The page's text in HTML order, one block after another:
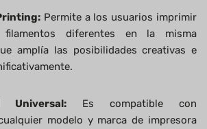
Permite a los usuarios imprimir
diferentes en la misma
amplía las posibilidades creativas e
Universal: Es compatible con
modelo y marca de impresora